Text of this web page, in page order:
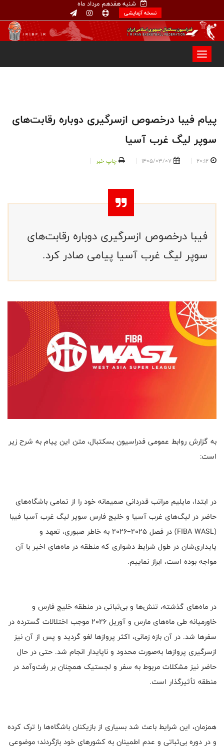
شنبه هفدهم مرداد ماه
نسخه آزمایشی
پیام فیبا درخصوص ازسرگیری دوباره رقابت‌های
سوپر لیگ غرب آسیا
20:12
1405/03/07 چاپ خبر
فیبا درخصوص ازسرگیری دوباره رقابت‌های
سوپر لیگ غرب آسیا پیامی صادر کرد.
به گزارش روابط عمومی فدراسیون بسکتبال، متن این پیام به شرح زیر
است:
در ابتدا، مایلیم مراتب قدردانی صمیمانه خود را از تمامی باشگاه‌های
حاضر در لیگ‌های غرب آسیا و خلیج فارس سوپر لیگ غرب آسیا فیبا
(FIBA WASL) در فصل ۲۰۲۵–۲۰۲۶ به خاطر صبوری، تعهد و
پایداری‌شان در طول شرایط دشواری که منطقه در ماه‌های اخیر با آن
مواجه بوده است، ابراز نماییم.
در ماه‌های گذشته، تنش‌ها و بی‌ثباتی در منطقه خلیج فارس و
خاورمیانه طی ماه‌های مارس و آوریل ۲۰۲۶ موجب اختلالات گسترده در
سفرها شد. در آن بازه زمانی، اکثر پروازها لغو گردید و پس از آن نیز
ازسرگیری پروازها به‌صورت محدود و ناپایدار انجام شد. حتی در حال
حاضر نیز مشکلات مربوط به سفر و لجستیک همچنان بر رفت‌وآمد در
منطقه تأثیرگذار است.
همزمان، این شرایط باعث شد بسیاری از بازیکنان باشگاه‌ها را ترک کرده
و در دوره بی‌ثباتی و عدم اطمینان به کشورهای خود بازگردند؛ موضوعی